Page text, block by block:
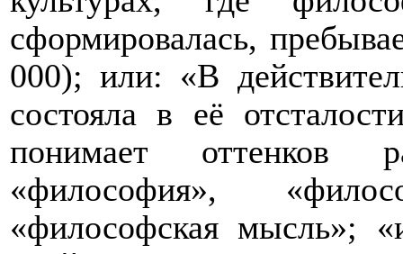
сформировалась,
000); или: «В
состояла в её
понимает оттенков
«философия»,
«философская мысль»;